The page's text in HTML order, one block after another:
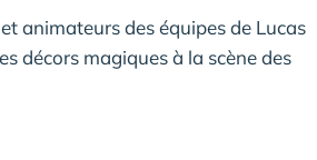
animateurs des équipes de Lucas
décors magiques à la scène des